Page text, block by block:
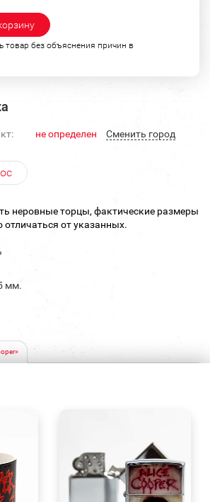
товар без объяснения причин в
не определен Cменить город
неровные торцы, фактические размеры
отличаться от указанных.
мм.